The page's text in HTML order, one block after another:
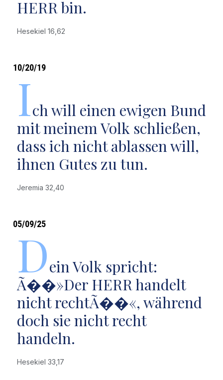
HERR bin.
Hesekiel 16,62
10/20/19
Ich will einen ewigen Bund
mit meinem Volk schließen,
dass ich nicht ablassen will,
ihnen Gutes zu tun.
Jeremia 32,40
05/09/25
Dein Volk spricht:
Ã��»Der HERR handelt
nicht rechtÃ��«, während
doch sie nicht recht
handeln.
Hesekiel 33,17